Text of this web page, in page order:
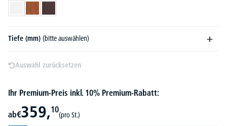
Weiß CalvadosWenge
Tiefe (mm) (bitte auswählen)
Auswahl zurücksetzen
Ihr Premium-Preis inkl. 10% Premium-Rabatt:
ab€359,10
(pro St.)